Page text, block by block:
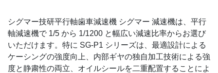
シグマー技研平行軸歯車減速機 シグマー 減速機は、平行
軸減速機で 1/5 から 1/1200 と幅広い減速比率からお選び
いただけます。特に SG-P1 シリーズは、最適設計による
ケーシングの強度向上、内部ギヤの独自加工技術による強
度と静粛性の両立、オイルシールを二重配置することによ